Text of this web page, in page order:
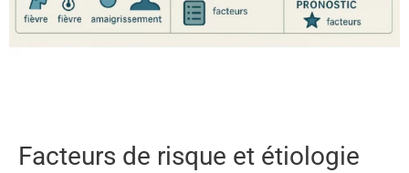
Facteurs de risque et étiologie